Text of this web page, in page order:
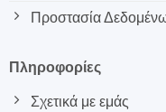
Προστασία
Πληροφορίες
Σχετικά με εμάς